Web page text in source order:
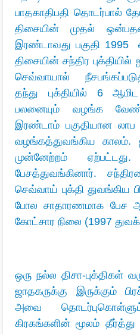
பாதகாதிபதி தொடர்பால்
திசையின் முதல்
இரண்டாவது பகுதி 1995
திசையின் சந்திர
செவ்வாயால்
தந்து புக்தியில் 6
பலனையும் வழங்க
இரண்டாம் பகுதியான
வழங்கத்துவங்கிய காலம்.
முன்னேற்றம்
பேசத்துவங்கினார்.
செவ்வாய் புக்தி துவங்கிய
போல சாதாரணமாக பேச
கோட்சார நிலை (1997
ஒரு நல்ல திசா-புக்திகள்
ஜாதகருக்கு இருக்கும்
அவை
கிரகங்களின் மூலம்